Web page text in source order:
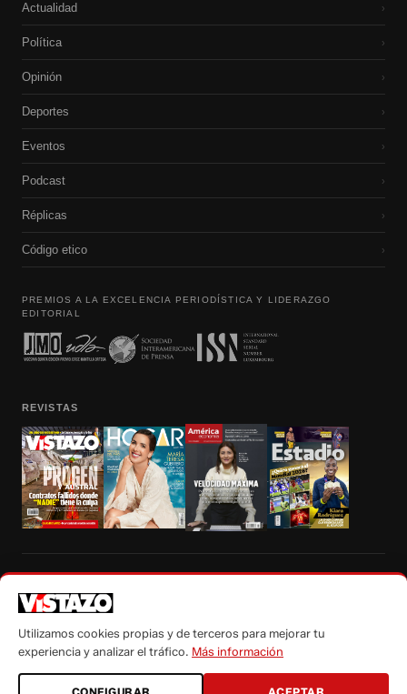
Actualidad ›
Política ›
Opinión ›
Deportes ›
Eventos ›
Podcast ›
Réplicas ›
Código etico ›
PREMIOS A LA EXCELENCIA PERIODÍSTICA Y LIDERAZGO
EDITORIAL
REVISTAS
autorización escrita de su titular, de todos los contenidos de Vistazo.com.
Utilizamos cookies propias y de terceros para mejorar tu
experiencia y analizar el tráfico. Más información
CONFIGURAR ACEPTAR